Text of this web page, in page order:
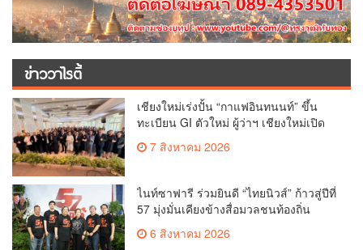
ข่าววาไรตี้
เชียงใหม่เร่งปั้น “กาแฟอินทนนท์” ขึ้น
ทะเบียน GI ตัวใหม่ ผู้ว่าฯ เชียงใหม่เปิด
“CHIANGMAI GI NEXT 2026”
7 สิงหาคม 2026
ไนท์ซาฟารี ร่วมยินดี “ไทยนิวส์” ก้าวสู่ปีที่
57 มุ่งมั่นเคียงข้างสื่อมวลชนท้องถิ่น
6 สิงหาคม 2026